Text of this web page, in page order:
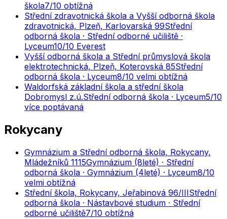
škola7/10 obtížná
Střední zdravotnická škola a Vyšší odborná škola
zdravotnická, Plzeň, Karlovarská 99Střední
odborná škola · Střední odborné učiliště ·
Lyceum10/10 Everest
Vyšší odborná škola a Střední průmyslová škola
elektrotechnická, Plzeň, Koterovská 85Střední
odborná škola · Lyceum8/10 velmi obtížná
Waldorfská základní škola a střední škola
Dobromysl z.ú.Střední odborná škola · Lyceum5/10
více poptávaná
Rokycany
Gymnázium a Střední odborná škola, Rokycany,
Mládežníků 1115Gymnázium (8leté) · Střední
odborná škola · Gymnázium (4leté) · Lyceum8/10
velmi obtížná
Střední škola, Rokycany, Jeřabinová 96/IIIStřední
odborná škola · Nástavbové studium · Střední
odborné učiliště7/10 obtížná